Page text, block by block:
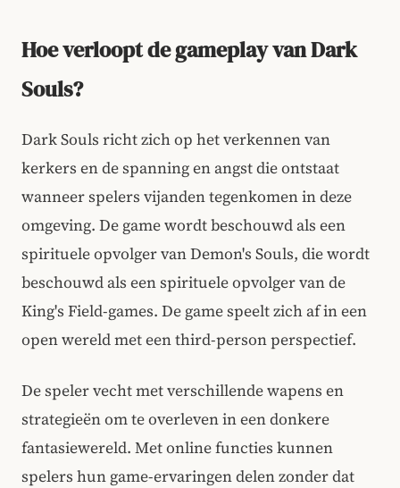
Hoe verloopt de gameplay van Dark
Souls?
Dark Souls richt zich op het verkennen van
kerkers en de spanning en angst die ontstaat
wanneer spelers vijanden tegenkomen in deze
omgeving. De game wordt beschouwd als een
spirituele opvolger van Demon's Souls, die wordt
beschouwd als een spirituele opvolger van de
King's Field-games. De game speelt zich af in een
open wereld met een third-person perspectief.
De speler vecht met verschillende wapens en
strategieën om te overleven in een donkere
fantasiewereld. Met online functies kunnen
spelers hun game-ervaringen delen zonder dat